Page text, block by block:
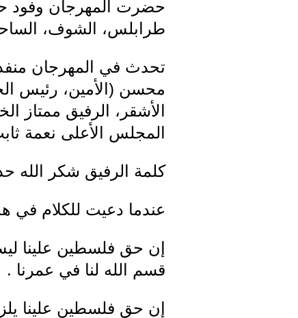
حضرت المهرجان وفود
طرابلس، الشوف،
تحدث في المهرجان منفذ
محسن (الأمين، رئيس
الأشقر، الرفيق ممتاز
المجلس الأعلى نعمة
كلمة الرفيق شكر الله
عندما دعيت للكلام في
إن حق فلسطين علينا
قسم الله لنا في عمرنا .
إن حق فلسطين علينا